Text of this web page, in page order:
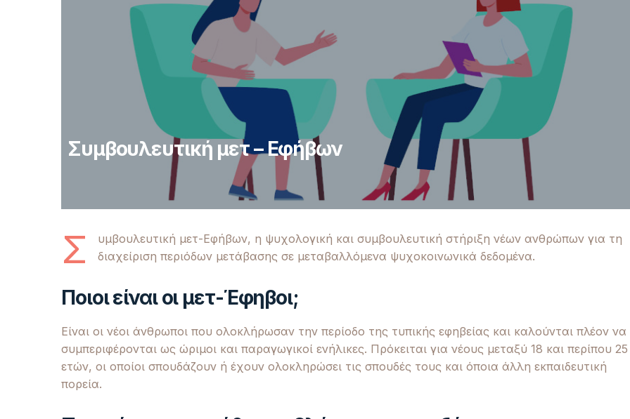
Συμβουλευτική μετ – Εφήβων
Σ
υμβουλευτική μετ-Εφήβων, η ψυχολογική και συμβουλευτική στήριξη νέων ανθρώπων για τη
διαχείριση περιόδων μετάβασης σε μεταβαλλόμενα ψυχοκοινωνικά δεδομένα.
Ποιοι είναι οι μετ-Έφηβοι;
Είναι οι νέοι άνθρωποι που ολοκλήρωσαν την περίοδο της τυπικής εφηβείας και καλούνται πλέον να
συμπεριφέρονται ως ώριμοι και παραγωγικοί ενήλικες. Πρόκειται για νέους μεταξύ 18 και περίπου 25
ετών, οι οποίοι σπουδάζουν ή έχουν ολοκληρώσει τις σπουδές τους και όποια άλλη εκπαιδευτική
πορεία.